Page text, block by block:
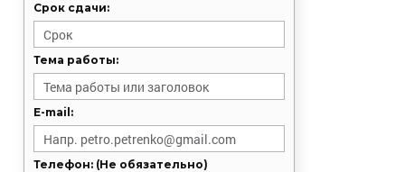
Срок сдачи:
Тема работы:
E-mail:
Телефон: (Не обязательно)